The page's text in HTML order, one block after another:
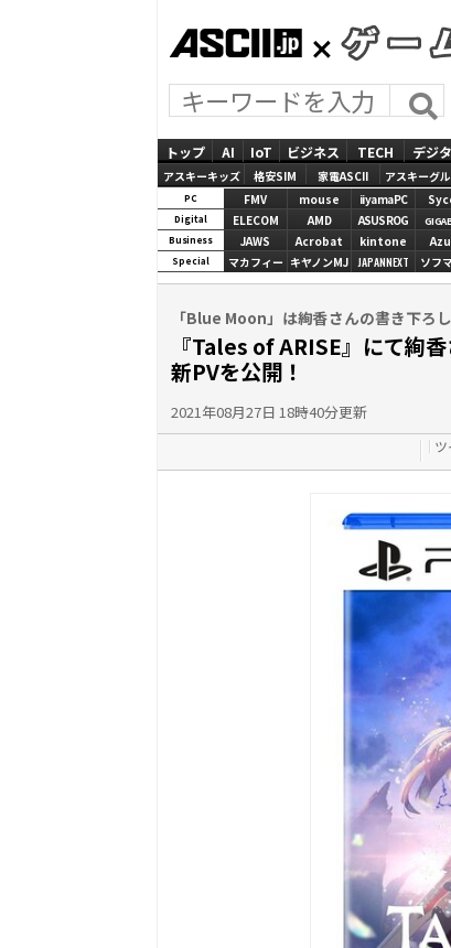
トップ AI IoT ビジネス TECH デジ
アスキーキッズ 格安SIM 家電ASCII アスキーグ
PC FMV mouse iiyamaPC
Digital ELECOM AMD ASUS ROG
Business JAWS Acrobat kintone
Special マカフィー キヤノンMJ JAPANNEXT ソフ
「Blue Moon」は絢香さんの書き下ろ
『Tales of ARISE』にて絢
新PVを公開！
2021年08月27日 18時40分更新